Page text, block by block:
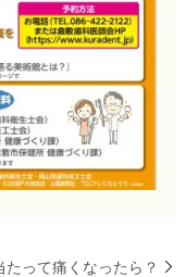
って痛くなったら？